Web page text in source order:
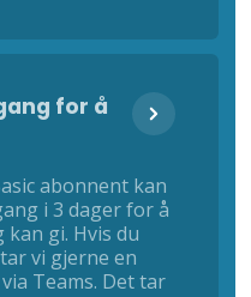
for å
abonnent kan
i 3 dager for å
gi. Hvis du
vi gjerne en
Teams. Det tar